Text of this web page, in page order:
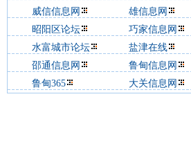
威信信息网
雄信息网
昭阳区论坛
巧家信息网
水富城市论坛
盐津在线
邵通信息网
鲁甸信息网
鲁甸365
大关信息网